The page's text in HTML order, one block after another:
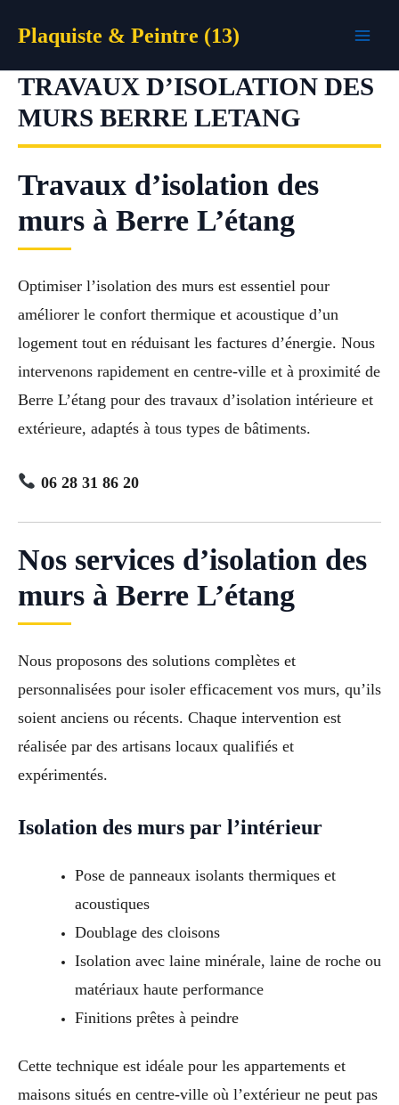
Plaquiste & Peintre (13)
TRAVAUX D’ISOLATION DES
MURS BERRE LETANG
Travaux d’isolation des
murs à Berre L’étang
Optimiser l’isolation des murs est essentiel pour
améliorer le confort thermique et acoustique d’un
logement tout en réduisant les factures d’énergie. Nous
intervenons rapidement en centre-ville et à proximité de
Berre L’étang pour des travaux d’isolation intérieure et
extérieure, adaptés à tous types de bâtiments.
06 28 31 86 20
Nos services d’isolation des
murs à Berre L’étang
Nous proposons des solutions complètes et
personnalisées pour isoler efficacement vos murs, qu’ils
soient anciens ou récents. Chaque intervention est
réalisée par des artisans locaux qualifiés et
expérimentés.
Isolation des murs par l’intérieur
Pose de panneaux isolants thermiques et
acoustiques
Doublage des cloisons
Isolation avec laine minérale, laine de roche ou
matériaux haute performance
Finitions prêtes à peindre
Cette technique est idéale pour les appartements et
maisons situés en centre-ville où l’extérieur ne peut pas